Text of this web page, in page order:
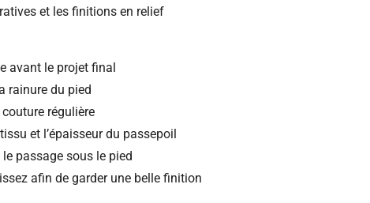
et les finitions en relief
avant le projet final
rainure du pied
régulière
et l’épaisseur du passepoil
passage sous le pied
afin de garder une belle finition